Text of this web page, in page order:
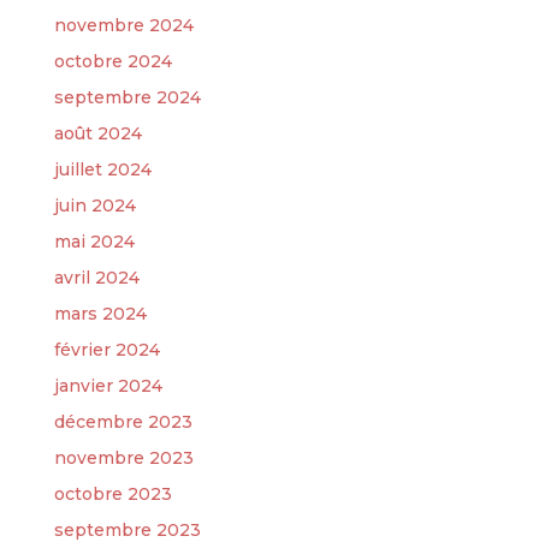
novembre 2024
octobre 2024
septembre 2024
août 2024
juillet 2024
juin 2024
mai 2024
avril 2024
mars 2024
février 2024
janvier 2024
décembre 2023
novembre 2023
octobre 2023
septembre 2023